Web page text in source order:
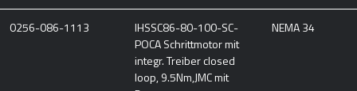
0256-086-1113
IHSSC86-80-100-SC-
POCA Schrittmotor mit
integr. Treiber closed
loop, 9.5Nm,JMC mit
NEMA 34